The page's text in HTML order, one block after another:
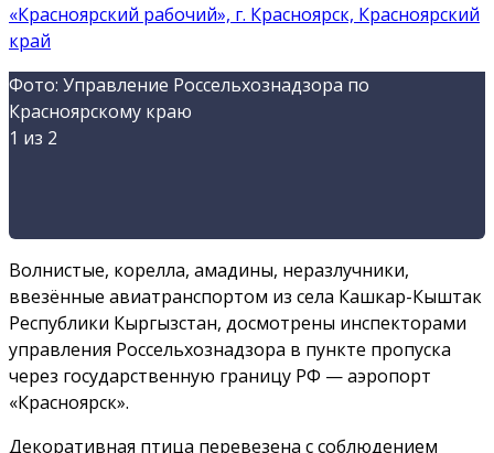
«Красноярский рабочий», г. Красноярск, Красноярский
край
Фото: Управление Россельхознадзора по
Красноярскому краю
1 из 2
Волнистые, корелла, амадины, неразлучники,
ввезённые авиатранспортом из села Кашкар-Кыштак
Республики Кыргызстан, досмотрены инспекторами
управления Россельхознадзора в пункте пропуска
через государственную границу РФ — аэропорт
«Красноярск».
Декоративная птица перевезена с соблюдением